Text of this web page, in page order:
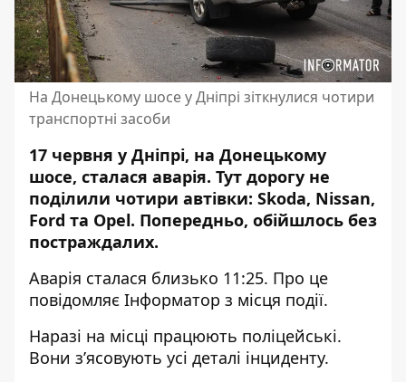
На Донецькому шосе у Дніпрі зіткнулися чотири
транспортні засоби
17 червня у Дніпрі, на Донецькому
шосе, сталася аварія. Тут дорогу не
поділили чотири автівки: Skoda, Nissan,
Ford та Opel. Попередньо, обійшлось без
постраждалих.
Аварія сталася близько 11:25. Про це
повідомляє Інформатор з місця події.
Наразі на місці працюють поліцейські.
Вони зʼясовують усі деталі інциденту.